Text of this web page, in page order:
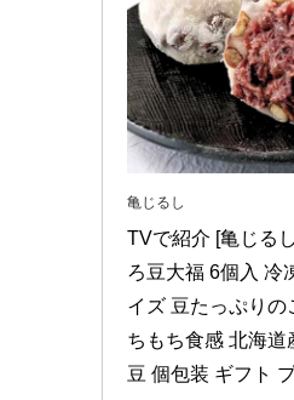
亀じるし
TVで紹介 [亀じる
ろ豆大福 6個入 冷
イズ 豆たっぷりの
ちもち食感 北海道
豆 個包装 ギフト